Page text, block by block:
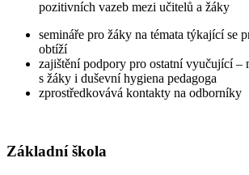
pozitivních vazeb mezi učitelů a žáky
semináře pro žáky na témata týkající se
obtíží
zajištění podpory pro ostatní vyučující –
s žáky i duševní hygiena pedagoga
zprostředkovává kontakty na odborníky
Základní škola